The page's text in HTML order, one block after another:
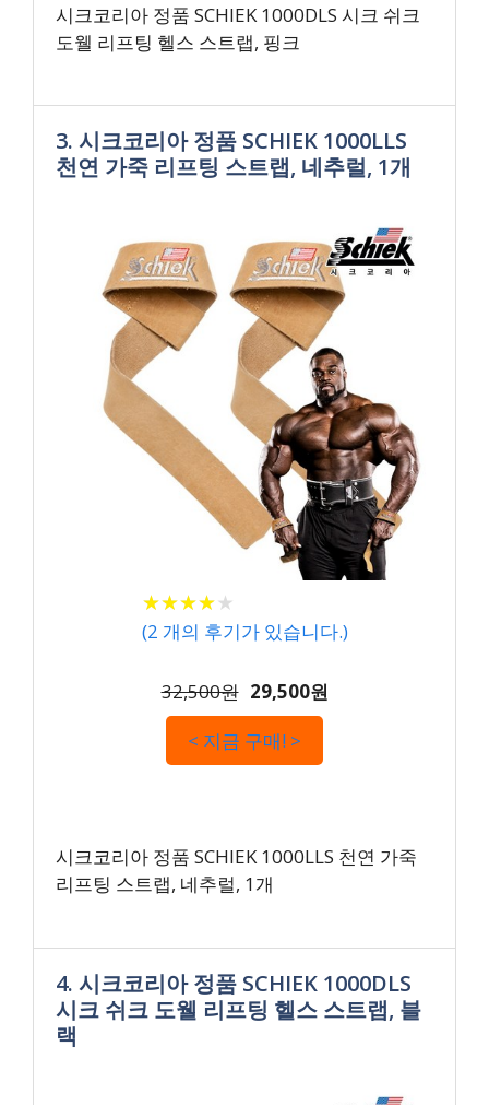
시크코리아 정품 SCHIEK 1000DLS 시크 쉬크
도웰 리프팅 헬스 스트랩, 핑크
3. 시크코리아 정품 SCHIEK 1000LLS
천연 가죽 리프팅 스트랩, 네추럴, 1개
★★★★★
★★★★★
(2 개의 후기가 있습니다.)
32,500원 29,500원
< 지금 구매! >
시크코리아 정품 SCHIEK 1000LLS 천연 가죽
리프팅 스트랩, 네추럴, 1개
4. 시크코리아 정품 SCHIEK 1000DLS
시크 쉬크 도웰 리프팅 헬스 스트랩, 블
랙